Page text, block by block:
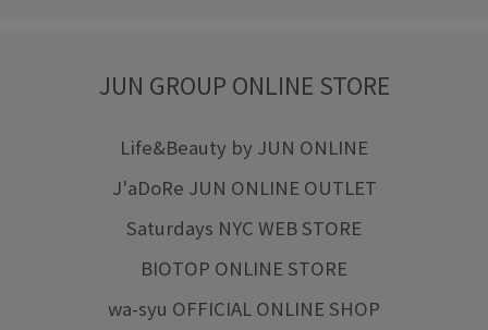
JUN GROUP ONLINE STORE
Life&Beauty by JUN ONLINE
J'aDoRe JUN ONLINE OUTLET
Saturdays NYC WEB STORE
BIOTOP ONLINE STORE
wa-syu OFFICIAL ONLINE SHOP